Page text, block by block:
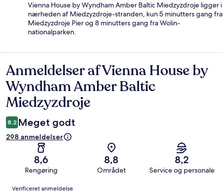
Vienna House by Wyndham Amber Baltic Miedzyzdroje ligger i
nærheden af Miedzyzdroje-stranden, kun 5 minutters gang fra
Miedzyzdroje Pier og 8 minutters gang fra Wolin-
nationalparken.
Anmeldelser
Anmeldelser af Vienna House by
Wyndham Amber Baltic
Miedzyzdroje
8,2 Meget godt
298 anmeldelser
8,6
Rengøring
8,8
Området
8,2
Service og personale
Anmeldelser
Verificeret anmeldelse